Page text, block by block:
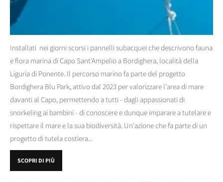
Installati nei giorni scorsi i pannelli subacquei che descrivono fauna
e flora marina di Capo Sant'Ampelio a Bordighera, località della
Liguria di Ponente. Il percorso marino fa parte del progetto
Bordighera Blu Park, attivo dal 2023 per valorizzare l'area di mare
davanti al Capo, permettendo a tutti - dagli appassionati di
snorkeling ai bambini - di conoscere e dunque imparare a tutelare e
rispettare il mare e la sua biodiversità. Un'azione che fa parte di un
progetto di tutela costiera...
SCOPRI DI PIÙ